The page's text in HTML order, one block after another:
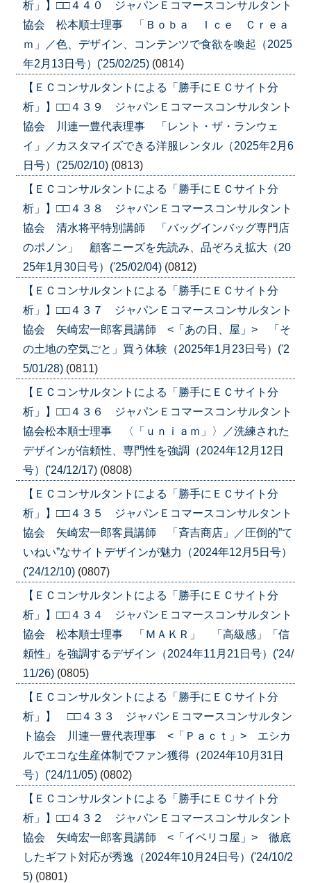
析」】□□４４０ ジャパンＥコマースコンサルタント
協会 松本順士理事 「Ｂｏｂａ Ｉｃｅ Ｃｒｅａ
ｍ」／色、デザイン、コンテンツで食欲を喚起（2025
年2月13日号）('25/02/25) (0814)
【ＥＣコンサルタントによる「勝手にＥＣサイト分
析」】□□４３９ ジャパンＥコマースコンサルタント
協会 川連一豊代表理事 「レント・ザ・ランウェ
イ」／カスタマイズできる洋服レンタル（2025年2月6
日号）('25/02/10) (0813)
【ＥＣコンサルタントによる「勝手にＥＣサイト分
析」】□□４３８ ジャパンＥコマースコンサルタント
協会 清水将平特別講師 「バッグインバッグ専門店
のポノン」 顧客ニーズを先読み、品ぞろえ拡大（20
25年1月30日号）('25/02/04) (0812)
【ＥＣコンサルタントによる「勝手にＥＣサイト分
析」】□□４３７ ジャパンＥコマースコンサルタント
協会 矢崎宏一郎客員講師 <「あの日、屋」> 「そ
の土地の空気ごと」買う体験（2025年1月23日号）('2
5/01/28) (0811)
【ＥＣコンサルタントによる「勝手にＥＣサイト分
析」】□□４３６ ジャパンＥコマースコンサルタント
協会松本順士理事 〈「ｕｎｉａｍ」〉／洗練された
デザインが信頼性、専門性を強調（2024年12月12日
号）('24/12/17) (0808)
【ＥＣコンサルタントによる「勝手にＥＣサイト分
析」】□□４３５ ジャパンＥコマースコンサルタント
協会 矢崎宏一郎客員講師 「斉吉商店」／圧倒的”て
いねい”なサイトデザインが魅力（2024年12月5日号）
('24/12/10) (0807)
【ＥＣコンサルタントによる「勝手にＥＣサイト分
析」】□□４３４ ジャパンＥコマースコンサルタント
協会 松本順士理事 「ＭＡＫＲ」 「高級感」「信
頼性」を強調するデザイン（2024年11月21日号）('24/
11/26) (0805)
【ＥＣコンサルタントによる「勝手にＥＣサイト分
析」】 □□４３３ ジャパンＥコマースコンサルタン
ト協会 川連一豊代表理事 <「Ｐａｃｔ」> エシカ
ルでエコな生産体制でファン獲得（2024年10月31日
号）('24/11/05) (0802)
【ＥＣコンサルタントによる「勝手にＥＣサイト分
析」】□□４３２ ジャパンＥコマースコンサルタント
協会 矢崎宏一郎客員講師 <「イベリコ屋」> 徹底
したギフト対応が秀逸（2024年10月24日号）('24/10/2
5) (0801)